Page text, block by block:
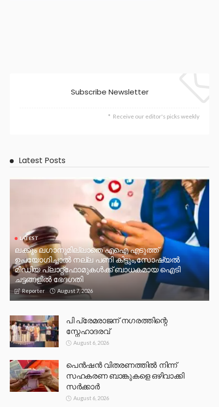
Subscribe Newsletter
Receive our editor's picks weekly
Latest Posts
LATEST
ലക്കും ലഗാനുമില്ലാതെ എഐ എടുത്ത്
ഉപയോഗിച്ചാല്‍ നല്ല പണി കിട്ടും,സോഷ്യല്‍
മീഡിയ പ്ലാറ്റ്‌ഫോമുകള്‍ക്ക് ബാധകമായ ഐടി
ചട്ടങ്ങളില്‍ ഭേദഗതി
Reporter August 7, 2026
പി പ്രേമരാജന് നഗരത്തിന്റെ
സ്നേഹാദരവ്
August 6, 2026
പെൻഷൻ വിതരണത്തിൽ നിന്ന്
സഹകരണ ബാങ്കുകളെ ഒഴിവാക്കി
സർക്കാർ
August 6, 2026